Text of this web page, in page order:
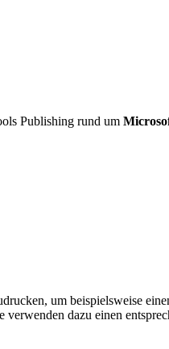
Publishing rund um
um beispielsweise
dazu einen